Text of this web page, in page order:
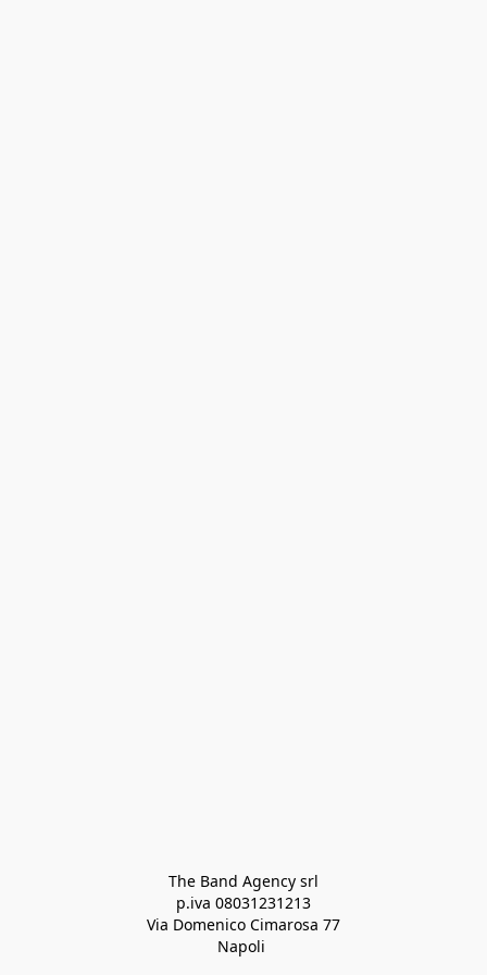
The Band Agency srl
p.iva 08031231213
Via Domenico Cimarosa 77
Napoli